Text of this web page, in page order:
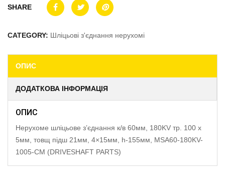
SHARE
CATEGORY: Шліцьові з'єднання нерухомі
ОПИС
ДОДАТКОВА ІНФОРМАЦІЯ
ОПИС
Нерухоме шліцьове з’єднання к/в 60мм, 180KV тр. 100 x
5мм, товщ підш 21мм, 4×15мм, h-155мм, MSA60-180KV-
1005-CM (DRIVESHAFT PARTS)